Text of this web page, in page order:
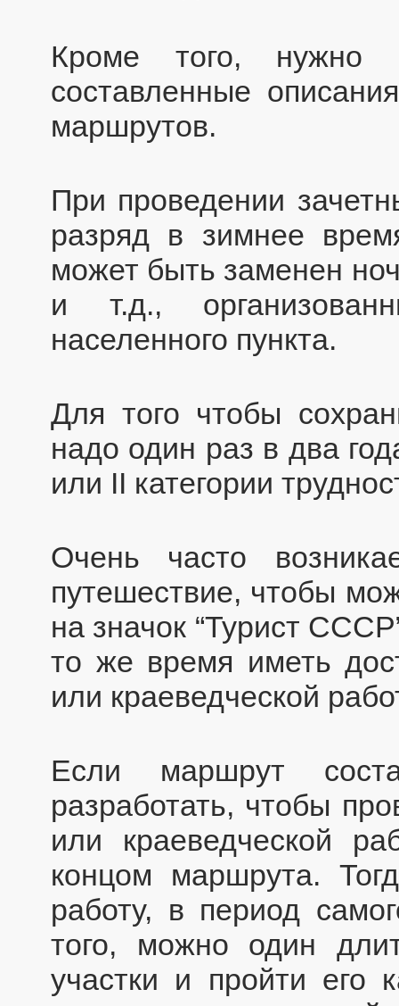
Кроме того, нужно
составленные
маршрутов.
При проведении
разряд в зимнее
может быть заменен
и т.д.,
населенного пункта.
Для того чтобы
надо один раз в два
или II категории
Очень часто
путешествие, чтобы
на значок “Турист
то же время иметь
или краеведческой
Если маршрут
разработать, чтобы
или краеведческой
концом маршрута.
работу, в период
того, можно один
участки и пройти его